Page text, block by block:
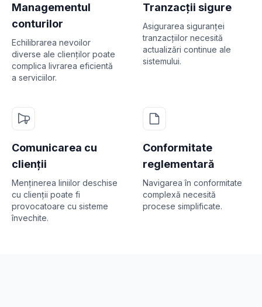
Managementul
conturilor
Echilibrarea nevoilor
diverse ale clienților poate
complica livrarea eficientă
a serviciilor.
Tranzacții sigure
Asigurarea siguranței
tranzacțiilor necesită
actualizări continue ale
sistemului.
Comunicarea cu
clienții
Menținerea liniilor deschise
cu clienții poate fi
provocatoare cu sisteme
învechite.
Conformitate
reglementară
Navigarea în conformitate
complexă necesită
procese simplificate.